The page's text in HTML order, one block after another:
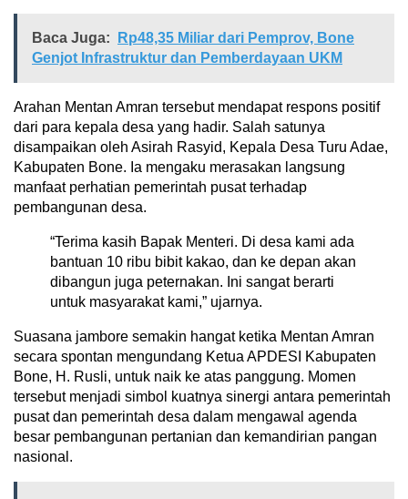
Baca Juga:
Rp48,35 Miliar dari Pemprov, Bone
Genjot Infrastruktur dan Pemberdayaan UKM
Arahan Mentan Amran tersebut mendapat respons positif
dari para kepala desa yang hadir. Salah satunya
disampaikan oleh Asirah Rasyid, Kepala Desa Turu Adae,
Kabupaten Bone. Ia mengaku merasakan langsung
manfaat perhatian pemerintah pusat terhadap
pembangunan desa.
“Terima kasih Bapak Menteri. Di desa kami ada
bantuan 10 ribu bibit kakao, dan ke depan akan
dibangun juga peternakan. Ini sangat berarti
untuk masyarakat kami,” ujarnya.
Suasana jambore semakin hangat ketika Mentan Amran
secara spontan mengundang Ketua APDESI Kabupaten
Bone, H. Rusli, untuk naik ke atas panggung. Momen
tersebut menjadi simbol kuatnya sinergi antara pemerintah
pusat dan pemerintah desa dalam mengawal agenda
besar pembangunan pertanian dan kemandirian pangan
nasional.